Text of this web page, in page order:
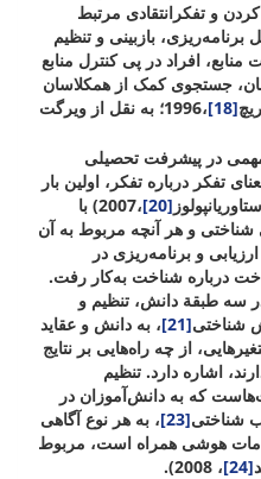
و تفکرانتقادی مرتبط
بازبینی و تنظیم
افراد در پی کنترل منابع
جستجوی کمک از همکلاسان
[18]
،1996؛ به نقل از ویرگت
در پیشرفت تحصیلی
تفکر درباره تفکر، اولین بار
[20]
،2007) با
شناختی و هر آنچه مربوط به آن
و برنامه‌ریزی در
درباره شناخت به‌کار رفت.
سه طبقة دانش، تنظیم و
شناختی[21]
، به دانش و عقاید
از چه راه‌هایی بر نتایج
اشاره دارد. تنظیم
که به دانش‌‌آموزان در
شناختی[23]
، به هر نوع آگاهی
هوشی همراه است، مربوط
[24]
، 2008).